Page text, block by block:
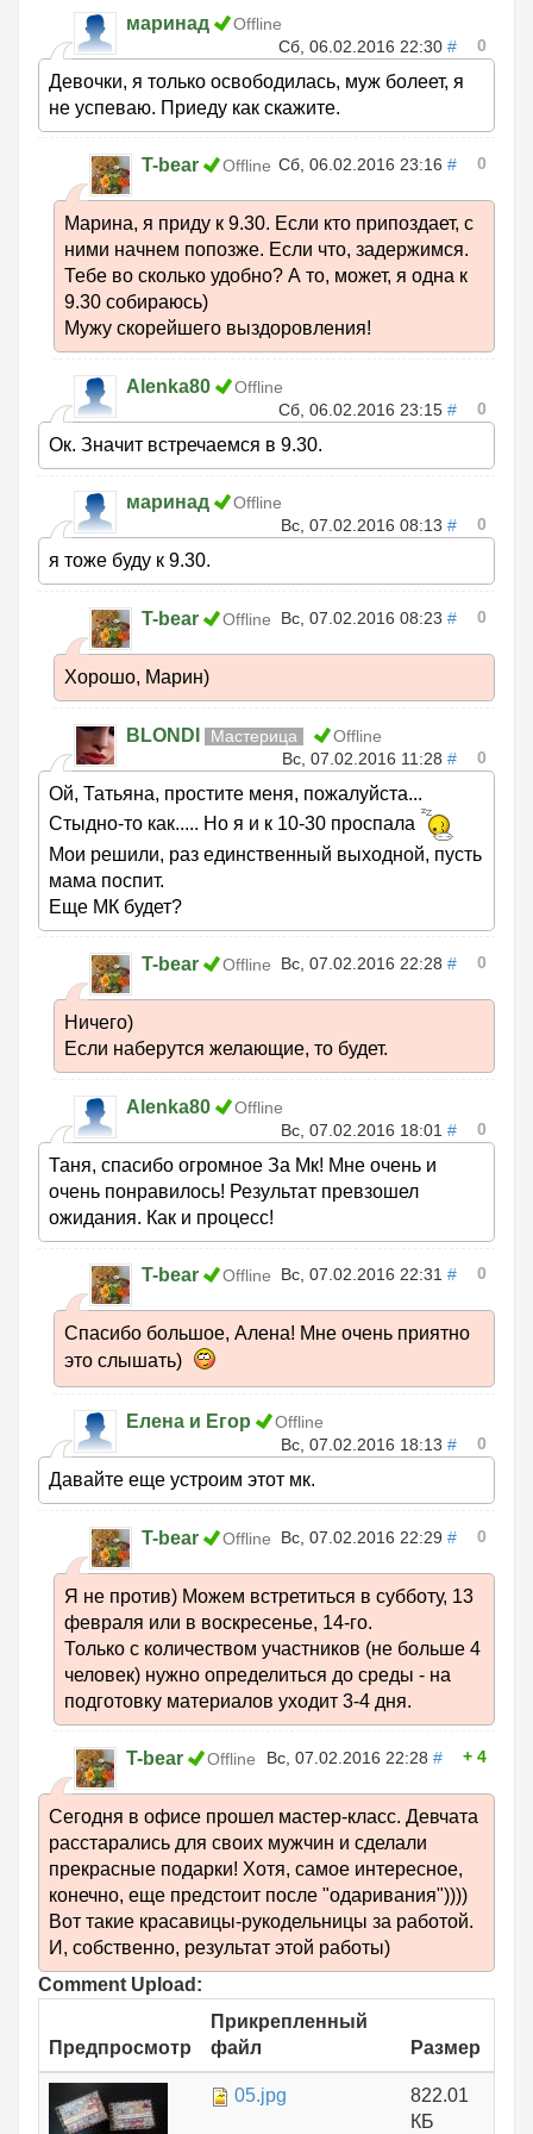
маринад
Offline
Сб, 06.02.2016 22:30 # 0
Девочки, я только освободилась, муж болеет, я
не успеваю. Приеду как скажите.
T-bear Offline Сб, 06.02.2016 23:16 # 0
Марина, я приду к 9.30. Если кто припоздает, с
ними начнем попозже. Если что, задержимся.
Тебе во сколько удобно? А то, может, я одна к
9.30 собираюсь)
Мужу скорейшего выздоровления!
Alenka80
Offline
Сб, 06.02.2016 23:15 # 0
Ок. Значит встречаемся в 9.30.
маринад
Offline
Вс, 07.02.2016 08:13 # 0
я тоже буду к 9.30.
T-bear Offline Вс, 07.02.2016 08:23 # 0
Хорошо, Марин)
BLONDI Мастерица
Offline
Вс, 07.02.2016 11:28 # 0
Ой, Татьяна, простите меня, пожалуйста...
Стыдно-то как..... Но я и к 10-30 проспала
Мои решили, раз единственный выходной, пусть
мама поспит.
Еще МК будет?
T-bear Offline Вс, 07.02.2016 22:28 # 0
Ничего)
Если наберутся желающие, то будет.
Alenka80
Offline
Вс, 07.02.2016 18:01 # 0
Таня, спасибо огромное За Мк! Мне очень и
очень понравилось! Результат превзошел
ожидания. Как и процесс!
T-bear Offline Вс, 07.02.2016 22:31 # 0
Спасибо большое, Алена! Мне очень приятно
это слышать)
Елена и Егор
Offline
Вс, 07.02.2016 18:13 # 0
Давайте еще устроим этот мк.
T-bear Offline Вс, 07.02.2016 22:29 # 0
Я не против) Можем встретиться в субботу, 13
февраля или в воскресенье, 14-го.
Только с количеством участников (не больше 4
человек) нужно определиться до среды - на
подготовку материалов уходит 3-4 дня.
T-bear Offline Вс, 07.02.2016 22:28 # 4
Сегодня в офисе прошел мастер-класс. Девчата
расстарались для своих мужчин и сделали
прекрасные подарки! Хотя, самое интересное,
конечно, еще предстоит после "одаривания"))))
Вот такие красавицы-рукодельницы за работой.
И, собственно, результат этой работы)
Comment Upload:
Предпросмотр
Прикрепленный
файл
Размер
05.jpg
822.01
КБ